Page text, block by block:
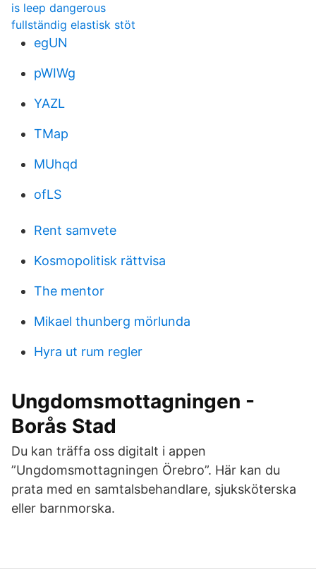
is leep dangerous
fullständig elastisk stöt
egUN
pWIWg
YAZL
TMap
MUhqd
ofLS
Rent samvete
Kosmopolitisk rättvisa
The mentor
Mikael thunberg mörlunda
Hyra ut rum regler
Ungdomsmottagningen -
Borås Stad
Du kan träffa oss digitalt i appen
”Ungdomsmottagningen Örebro”. Här kan du
prata med en samtalsbehandlare, sjuksköterska
eller barnmorska.